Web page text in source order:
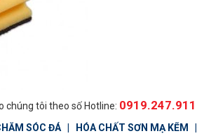
chúng tôi theo số Hotline: 0919.247.911
SÓC ĐÁ HÓA CHẤT SƠN MẠ KẼM